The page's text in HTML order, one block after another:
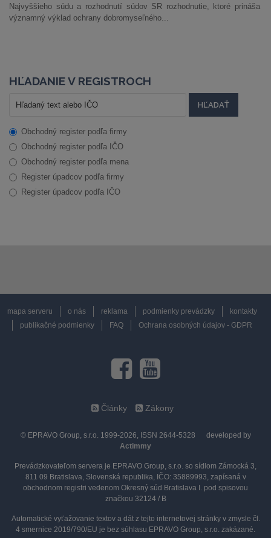
Najvyššieho súdu a rozhodnutí súdov SR rozhodnutie, ktoré prináša
významný výklad ochrany dobromyseľného...
HĽADANIE V REGISTROCH
Obchodný register podľa firmy
Obchodný register podľa IČO
Obchodný register podľa mena
Register úpadcov podľa firmy
Register úpadcov podľa IČO
mapa serveru o nás reklama podmienky prevádzky
kontakty
publikačné podmienky
FAQ Ochrana osobných údajov - GDPR
Články Zákony
© EPRAVO Group, s.r.o. 1999-2026, ISSN 2644-5328
developed by
Actimmy
Prevádzkovateľom servera je EPRAVO Group, s.r.o. so sídlom Zámocká 3,
811 09 Bratislava, Slovenská republika, IČO: 35889993, zapísaná v
obchodnom registri vedenom Okresný súd Bratislava I. pod spisovou
značkou 32124 / B
Automatické vyťažovanie textov a dát z tejto internetovej stránky v zmysle čl.
4 smernice 2019/790/EU je bez súhlasu EPRAVO Group, s.r.o. zakázané.